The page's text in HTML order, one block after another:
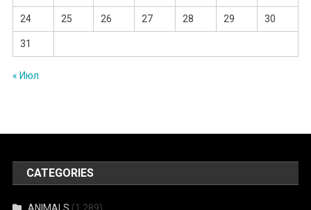
24 25 26 27 28 29 30
31
« Июл
CATEGORIES